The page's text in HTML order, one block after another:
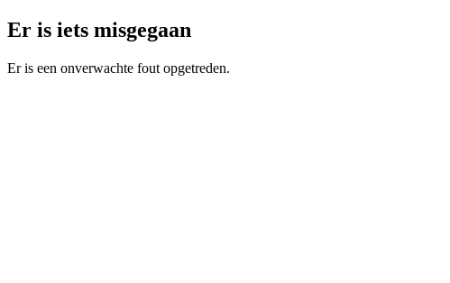
Er is iets misgegaan
Er is een onverwachte fout opgetreden.